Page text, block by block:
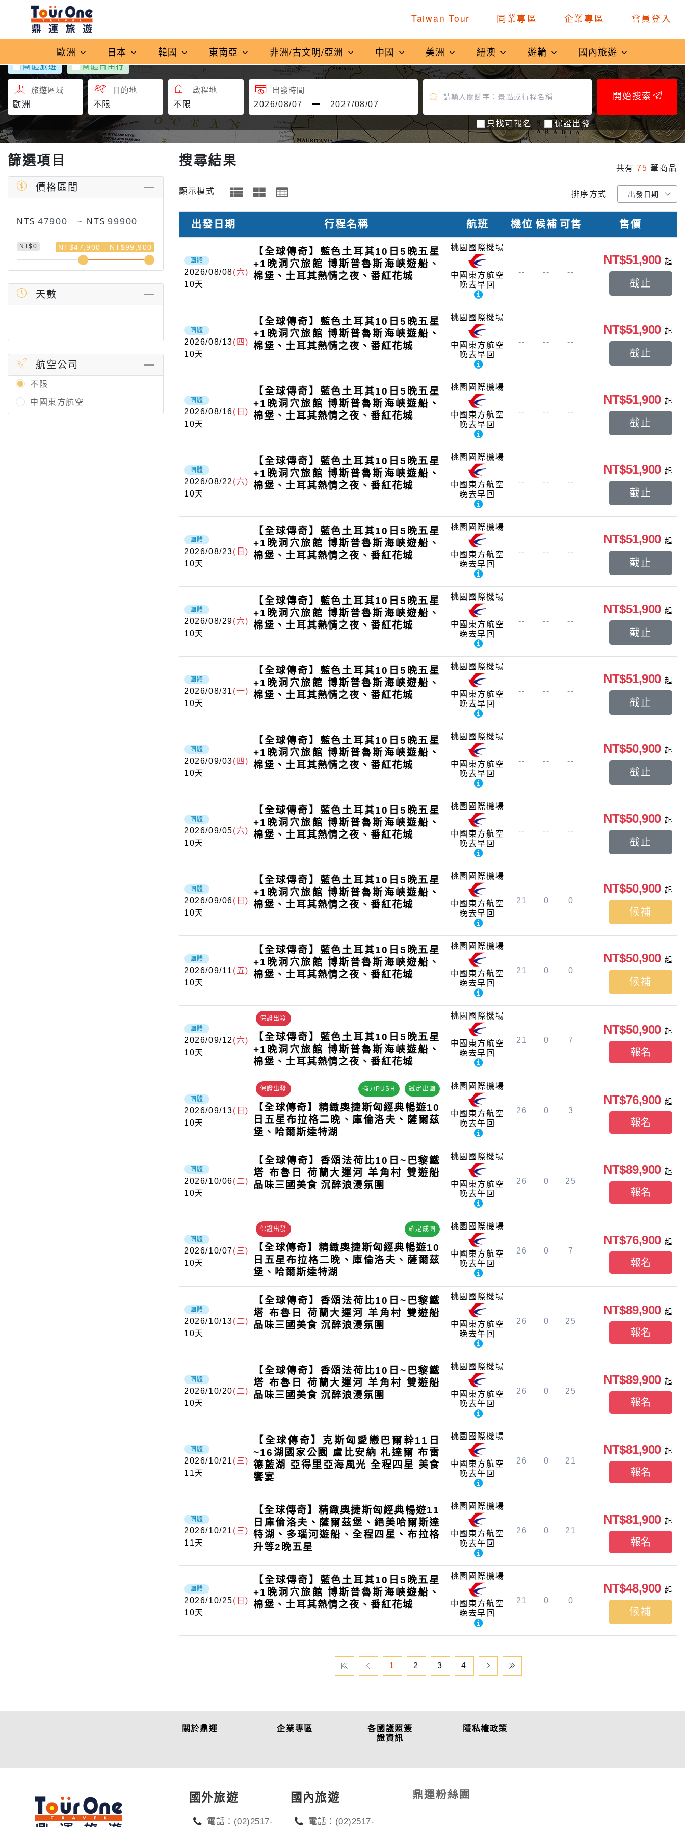
Taiwan Tour 同業專區 企業專區 會員登入
歐洲 日本 韓國 東南亞 非洲/古文明/亞洲 中國 美洲 紐澳 遊輪 國內旅遊
團體旅遊 團體自由行
旅遊區域 目的地 啟程地 出發時間
只找可報名 保證出發
開始搜索
篩選項目
價格區間
NT$ ~ NT$
NT$0 NT$47,900 - NT$99,900
天數
航空公司
不限
中國東方航空
搜尋結果 共有75 筆商品
顯示模式 排序方式
出發日期 行程名稱 航班 機位 候補 可售 售價
團體
2026/08/08(六)
10天
【全球傳奇】藍色土耳其10日5晚五星
+1晚洞穴旅館 博斯普魯斯海峽遊船、
棉堡、土耳其熱情之夜、番紅花城
桃園國際機場
中國東方航空
晚去早回
-- -- --
NT$51,900 起
截止
團體
2026/08/13(四)
10天
【全球傳奇】藍色土耳其10日5晚五星
+1晚洞穴旅館 博斯普魯斯海峽遊船、
棉堡、土耳其熱情之夜、番紅花城
桃園國際機場
中國東方航空
晚去早回
-- -- --
NT$51,900 起
截止
團體
2026/08/16(日)
10天
【全球傳奇】藍色土耳其10日5晚五星
+1晚洞穴旅館 博斯普魯斯海峽遊船、
棉堡、土耳其熱情之夜、番紅花城
桃園國際機場
中國東方航空
晚去早回
-- -- --
NT$51,900 起
截止
團體
2026/08/22 (六)
10天
【全球傳奇】藍色土耳其10日5晚五星
+1晚洞穴旅館 博斯普魯斯海峽遊船、
棉堡、土耳其熱情之夜、番紅花城
桃園國際機場
中國東方航空
晚去早回
-- -- --
NT$51,900 起
截止
團體
2026/08/23(日)
10天
【全球傳奇】藍色土耳其10日5晚五星
+1晚洞穴旅館 博斯普魯斯海峽遊船、
棉堡、土耳其熱情之夜、番紅花城
桃園國際機場
中國東方航空
晚去早回
-- -- --
NT$51,900 起
截止
團體
2026/08/29(六)
10天
【全球傳奇】藍色土耳其10日5晚五星
+1晚洞穴旅館 博斯普魯斯海峽遊船、
棉堡、土耳其熱情之夜、番紅花城
桃園國際機場
中國東方航空
晚去早回
-- -- --
NT$51,900 起
截止
團體
2026/08/31 (一)
10天
【全球傳奇】藍色土耳其10日5晚五星
+1晚洞穴旅館 博斯普魯斯海峽遊船、
棉堡、土耳其熱情之夜、番紅花城
桃園國際機場
中國東方航空
晚去早回
-- -- --
NT$51,900 起
截止
團體
2026/09/03(四)
10天
【全球傳奇】藍色土耳其10日5晚五星
+1晚洞穴旅館 博斯普魯斯海峽遊船、
棉堡、土耳其熱情之夜、番紅花城
桃園國際機場
中國東方航空
晚去早回
-- -- --
NT$50,900 起
截止
團體
2026/09/05(六)
10天
【全球傳奇】藍色土耳其10日5晚五星
+1晚洞穴旅館 博斯普魯斯海峽遊船、
棉堡、土耳其熱情之夜、番紅花城
桃園國際機場
中國東方航空
晚去早回
-- -- --
NT$50,900 起
截止
團體
2026/09/06(日)
10天
【全球傳奇】藍色土耳其10日5晚五星
+1晚洞穴旅館 博斯普魯斯海峽遊船、
棉堡、土耳其熱情之夜、番紅花城
桃園國際機場
中國東方航空
晚去早回
21 0 0
NT$50,900 起
候補
團體
2026/09/11 (五)
10天
【全球傳奇】藍色土耳其10日5晚五星
+1晚洞穴旅館 博斯普魯斯海峽遊船、
棉堡、土耳其熱情之夜、番紅花城
桃園國際機場
中國東方航空
晚去早回
21 0 0
NT$50,900 起
候補
團體
2026/09/12 (六)
10天
保證出發
【全球傳奇】藍色土耳其10日5晚五星
+1晚洞穴旅館 博斯普魯斯海峽遊船、
棉堡、土耳其熱情之夜、番紅花城
桃園國際機場
中國東方航空
晚去早回
21 0 7
NT$50,900 起
報名
團體
2026/09/13(日)
10天
保證出發 強力PUSH 鐵定出團
【全球傳奇】精緻奧捷斯匈經典暢遊10
日五星布拉格二晚、庫倫洛夫、薩爾茲
堡、哈爾斯達特湖
桃園國際機場
中國東方航空
晚去午回
26 0 3
NT$76,900 起
報名
團體
2026/10/06(二)
10天
【全球傳奇】香頌法荷比10日~巴黎鐵
塔 布魯日 荷蘭大運河 羊角村 雙遊船
品味三國美食 沉醉浪漫氛圍
桃園國際機場
中國東方航空
晚去午回
26 0 25
NT$89,900 起
報名
團體
2026/10/07(三)
10天
保證出發 確定成團
【全球傳奇】精緻奧捷斯匈經典暢遊10
日五星布拉格二晚、庫倫洛夫、薩爾茲
堡、哈爾斯達特湖
桃園國際機場
中國東方航空
晚去午回
26 0 7
NT$76,900 起
報名
團體
2026/10/13(二)
10天
【全球傳奇】香頌法荷比10日~巴黎鐵
塔 布魯日 荷蘭大運河 羊角村 雙遊船
品味三國美食 沉醉浪漫氛圍
桃園國際機場
中國東方航空
晚去午回
26 0 25
NT$89,900 起
報名
團體
2026/10/20(二)
10天
【全球傳奇】香頌法荷比10日~巴黎鐵
塔 布魯日 荷蘭大運河 羊角村 雙遊船
品味三國美食 沉醉浪漫氛圍
桃園國際機場
中國東方航空
晚去午回
26 0 25
NT$89,900 起
報名
團體
2026/10/21 (三)
11天
【全球傳奇】克斯匈愛戀巴爾幹11日
~16湖國家公園 盧比安納 札達爾 布雷
德藍湖 亞得里亞海風光 全程四星 美食
饗宴
桃園國際機場
中國東方航空
晚去午回
26 0 21
NT$81,900 起
報名
團體
2026/10/21 (三)
11天
【全球傳奇】精緻奧捷斯匈經典暢遊11
日庫倫洛夫、薩爾茲堡、絕美哈爾斯達
特湖、多瑙河遊船、全程四星、布拉格
升等2晚五星
桃園國際機場
中國東方航空
晚去午回
26 0 21
NT$81,900 起
報名
團體
2026/10/25(日)
10天
【全球傳奇】藍色土耳其10日5晚五星
+1晚洞穴旅館 博斯普魯斯海峽遊船、
棉堡、土耳其熱情之夜、番紅花城
桃園國際機場
中國東方航空
晚去早回
21 0 0
NT$48,900 起
候補
1 2 3 4
關於鼎運 企業專區
各國護照簽
證資訊
隱私權政策
國外旅遊
電話：(02)2517-
國內旅遊
電話：(02)2517-
鼎運粉絲團